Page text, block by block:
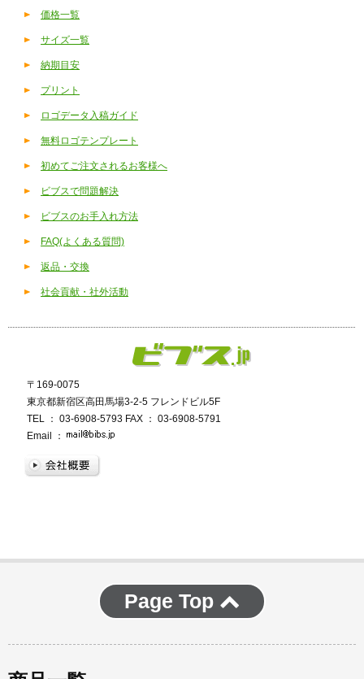
価格一覧
サイズ一覧
納期目安
プリント
ロゴデータ入稿ガイド
無料ロゴテンプレート
初めてご注文されるお客様へ
ビブスで問題解決
ビブスのお手入れ方法
FAQ(よくある質問)
返品・交換
社会貢献・社外活動
〒169‐0075
東京都新宿区高田馬場3-2-5 フレンドビル5F
TEL ： 03-6908-5793 FAX ： 03-6908-5791
Email ：
Page Top